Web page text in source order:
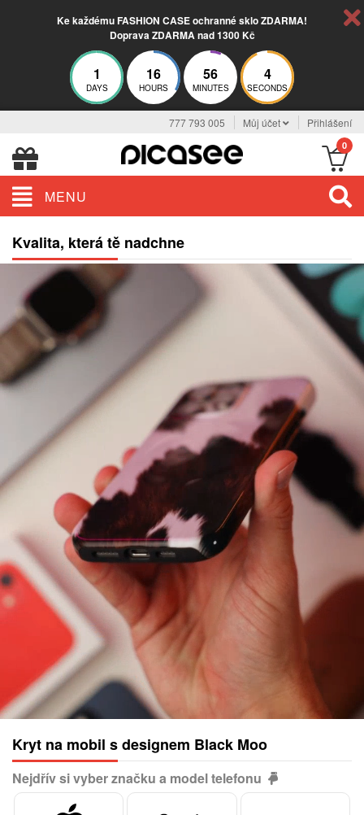
Ke každému FASHION CASE ochranné sklo ZDARMA!
Doprava ZDARMA nad 1300 Kč
1
DAYS
16
HOURS
56
MINUTES
4
SECONDS
777 793 005 Můj účet Přihlášení
0
MENU
Kvalita, která tě nadchne
Kryt na mobil s designem Black Moo
Nejdřív si vyber značku a model telefonu